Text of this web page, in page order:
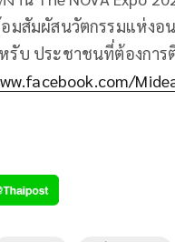
มสัมผัสนวัตกรรมแห่งอ
รับ ประชาชนที่ต้องกา